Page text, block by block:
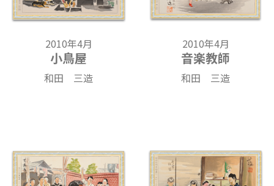
2010年4月
小鳥屋
和田 三造
2010年4月
音楽教師
和田 三造